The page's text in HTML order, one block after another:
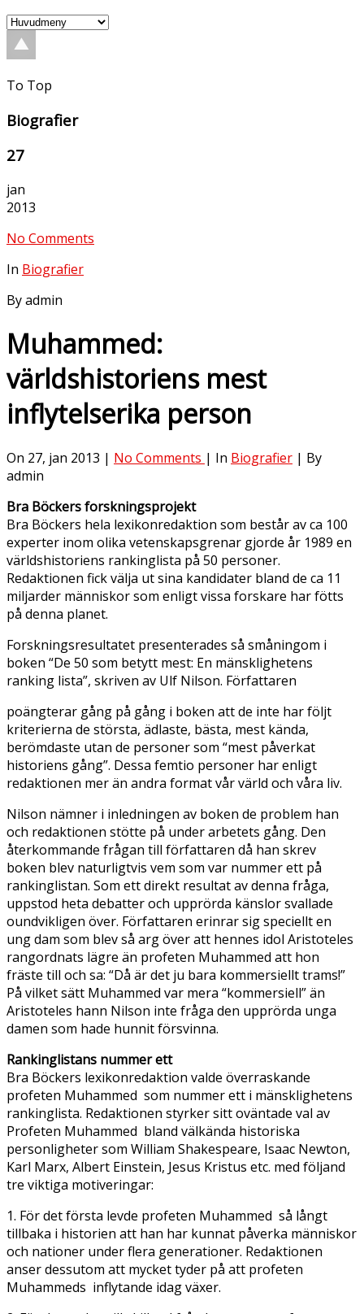
To Top
Biografier
27
jan
2013
No Comments
In Biografier
By admin
Muhammed:
världshistoriens mest
inflytelserika person
On 27, jan 2013 | No Comments | In Biografier | By
admin
Bra Böckers forskningsprojekt
Bra Böckers hela lexikonredaktion som består av ca 100
experter inom olika vetenskapsgrenar gjorde år 1989 en
världshistoriens rankinglista på 50 personer.
Redaktionen fick välja ut sina kandidater bland de ca 11
miljarder människor som enligt vissa forskare har fötts
på denna planet.
Forskningsresultatet presenterades så småningom i
boken “De 50 som betytt mest: En mänsklighetens
ranking lista”, skriven av Ulf Nilson. Författaren
poängterar gång på gång i boken att de inte har följt
kriterierna de största, ädlaste, bästa, mest kända,
berömdaste utan de personer som “mest påverkat
historiens gång”. Dessa femtio personer har enligt
redaktionen mer än andra format vår värld och våra liv.
Nilson nämner i inledningen av boken de problem han
och redaktionen stötte på under arbetets gång. Den
återkommande frågan till författaren då han skrev
boken blev naturligtvis vem som var nummer ett på
rankinglistan. Som ett direkt resultat av denna fråga,
uppstod heta debatter och upprörda känslor svallade
oundvikligen över. Författaren erinrar sig speciellt en
ung dam som blev så arg över att hennes idol Aristoteles
rangordnats lägre än profeten Muhammed att hon
fräste till och sa: “Då är det ju bara kommersiellt trams!”
På vilket sätt Muhammed var mera “kommersiell” än
Aristoteles hann Nilson inte fråga den upprörda unga
damen som hade hunnit försvinna.
Rankinglistans nummer ett
Bra Böckers lexikonredaktion valde överraskande
profeten Muhammed som nummer ett i mänsklighetens
rankinglista. Redaktionen styrker sitt oväntade val av
Profeten Muhammed bland välkända historiska
personligheter som William Shakespeare, Isaac Newton,
Karl Marx, Albert Einstein, Jesus Kristus etc. med följand
tre viktiga motiveringar:
1. För det första levde profeten Muhammed så långt
tillbaka i historien att han har kunnat påverka människor
och nationer under flera generationer. Redaktionen
anser dessutom att mycket tyder på att profeten
Muhammeds inflytande idag växer.